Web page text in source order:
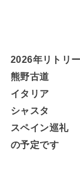
2026年リトリ
熊野古道
イタリア
シャスタ
スペイン巡礼
の予定です